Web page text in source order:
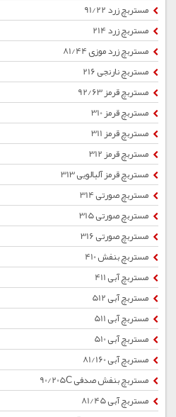
مستربچ زرد 91/22
مستربچ زرد 214
مستربچ زرد موزی 81/44
مستربچ نارنجی 216
مستربچ قرمز 92/63
مستربچ قرمز 310
مستربچ قرمز 311
مستربچ قرمز 312
مستربچ قرمز آلبالویی 313
مستربچ صورتی 314
مستربچ صورتی 315
مستربچ صورتی 316
مستربچ بنفش 410
مستربچ آبی 411
مستربچ آبی 512
مستربچ آبی 511
مستربچ آبی 510
مستربچ آبی 81/160
مستربچ بنفش صدفی 90/205C
مستربچ آبی 81/45